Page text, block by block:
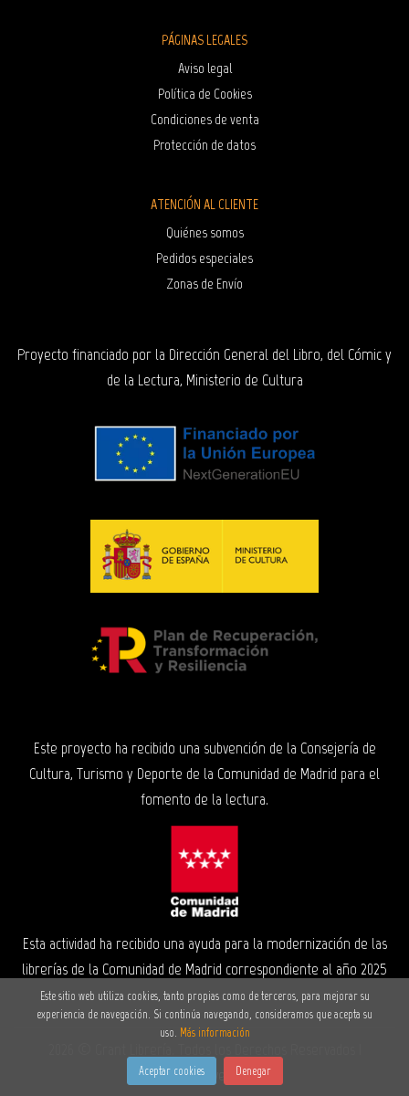
PÁGINAS LEGALES
Aviso legal
Política de Cookies
Condiciones de venta
Protección de datos
ATENCIÓN AL CLIENTE
Quiénes somos
Pedidos especiales
Zonas de Envío
Proyecto financiado por la Dirección General del Libro, del Cómic y
de la Lectura, Ministerio de Cultura
Este proyecto ha recibido una subvención de la Consejería de
Cultura, Turismo y Deporte de la Comunidad de Madrid para el
fomento de la lectura.
Esta actividad ha recibido una ayuda para la modernización de las
librerías de la Comunidad de Madrid correspondiente al año 2025
Grupo Trevenque
Este sitio web utiliza cookies, tanto propias como de terceros, para mejorar su
experiencia de navegación. Si continúa navegando, consideramos que acepta su
uso. Más información
Aceptar cookies Denegar